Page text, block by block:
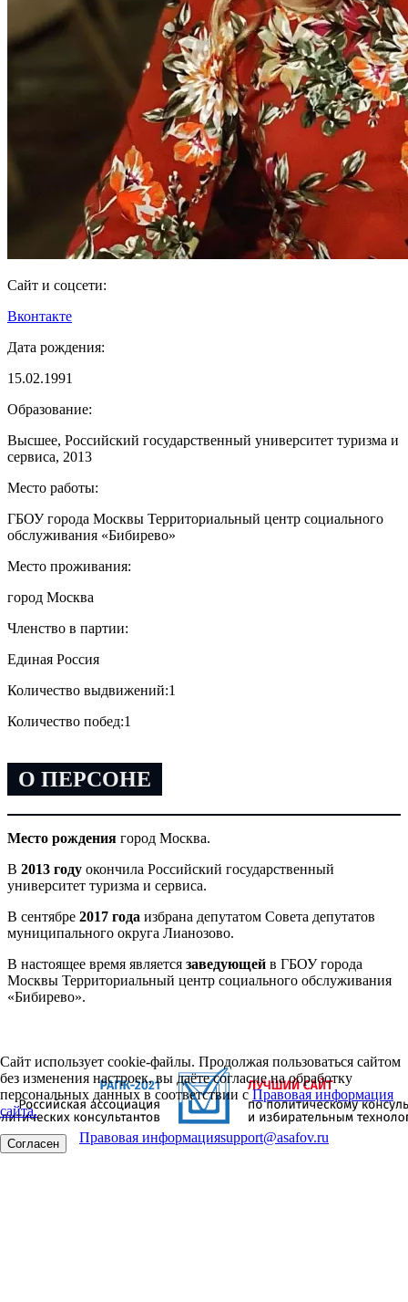
Сайт и соцсети:
Вконтакте
Дата рождения:
15.02.1991
Образование:
Высшее, Российский государственный университет туризма и
сервиса, 2013
Место работы:
ГБОУ города Москвы Территориальный центр социального
обслуживания «Бибирево»
Место проживания:
город Москва
Членство в партии:
Единая Россия
Количество выдвижений:1
Количество побед:1
О ПЕРСОНЕ
Место рождения город Москва.
В 2013 году окончила Российский государственный
университет туризма и сервиса.
В сентябре 2017 года избрана депутатом Совета депутатов
муниципального округа Лианозово.
В настоящее время является заведующей в ГБОУ города
Москвы Территориальный центр социального обслуживания
«Бибирево».
Сайт использует cookie-файлы. Продолжая пользоваться сайтом
без изменения настроек, вы даёте согласие на обработку
персональных данных в соответствии сПравовая информация
сайта.
Согласен Правовая информацияsupport@asafov.ru